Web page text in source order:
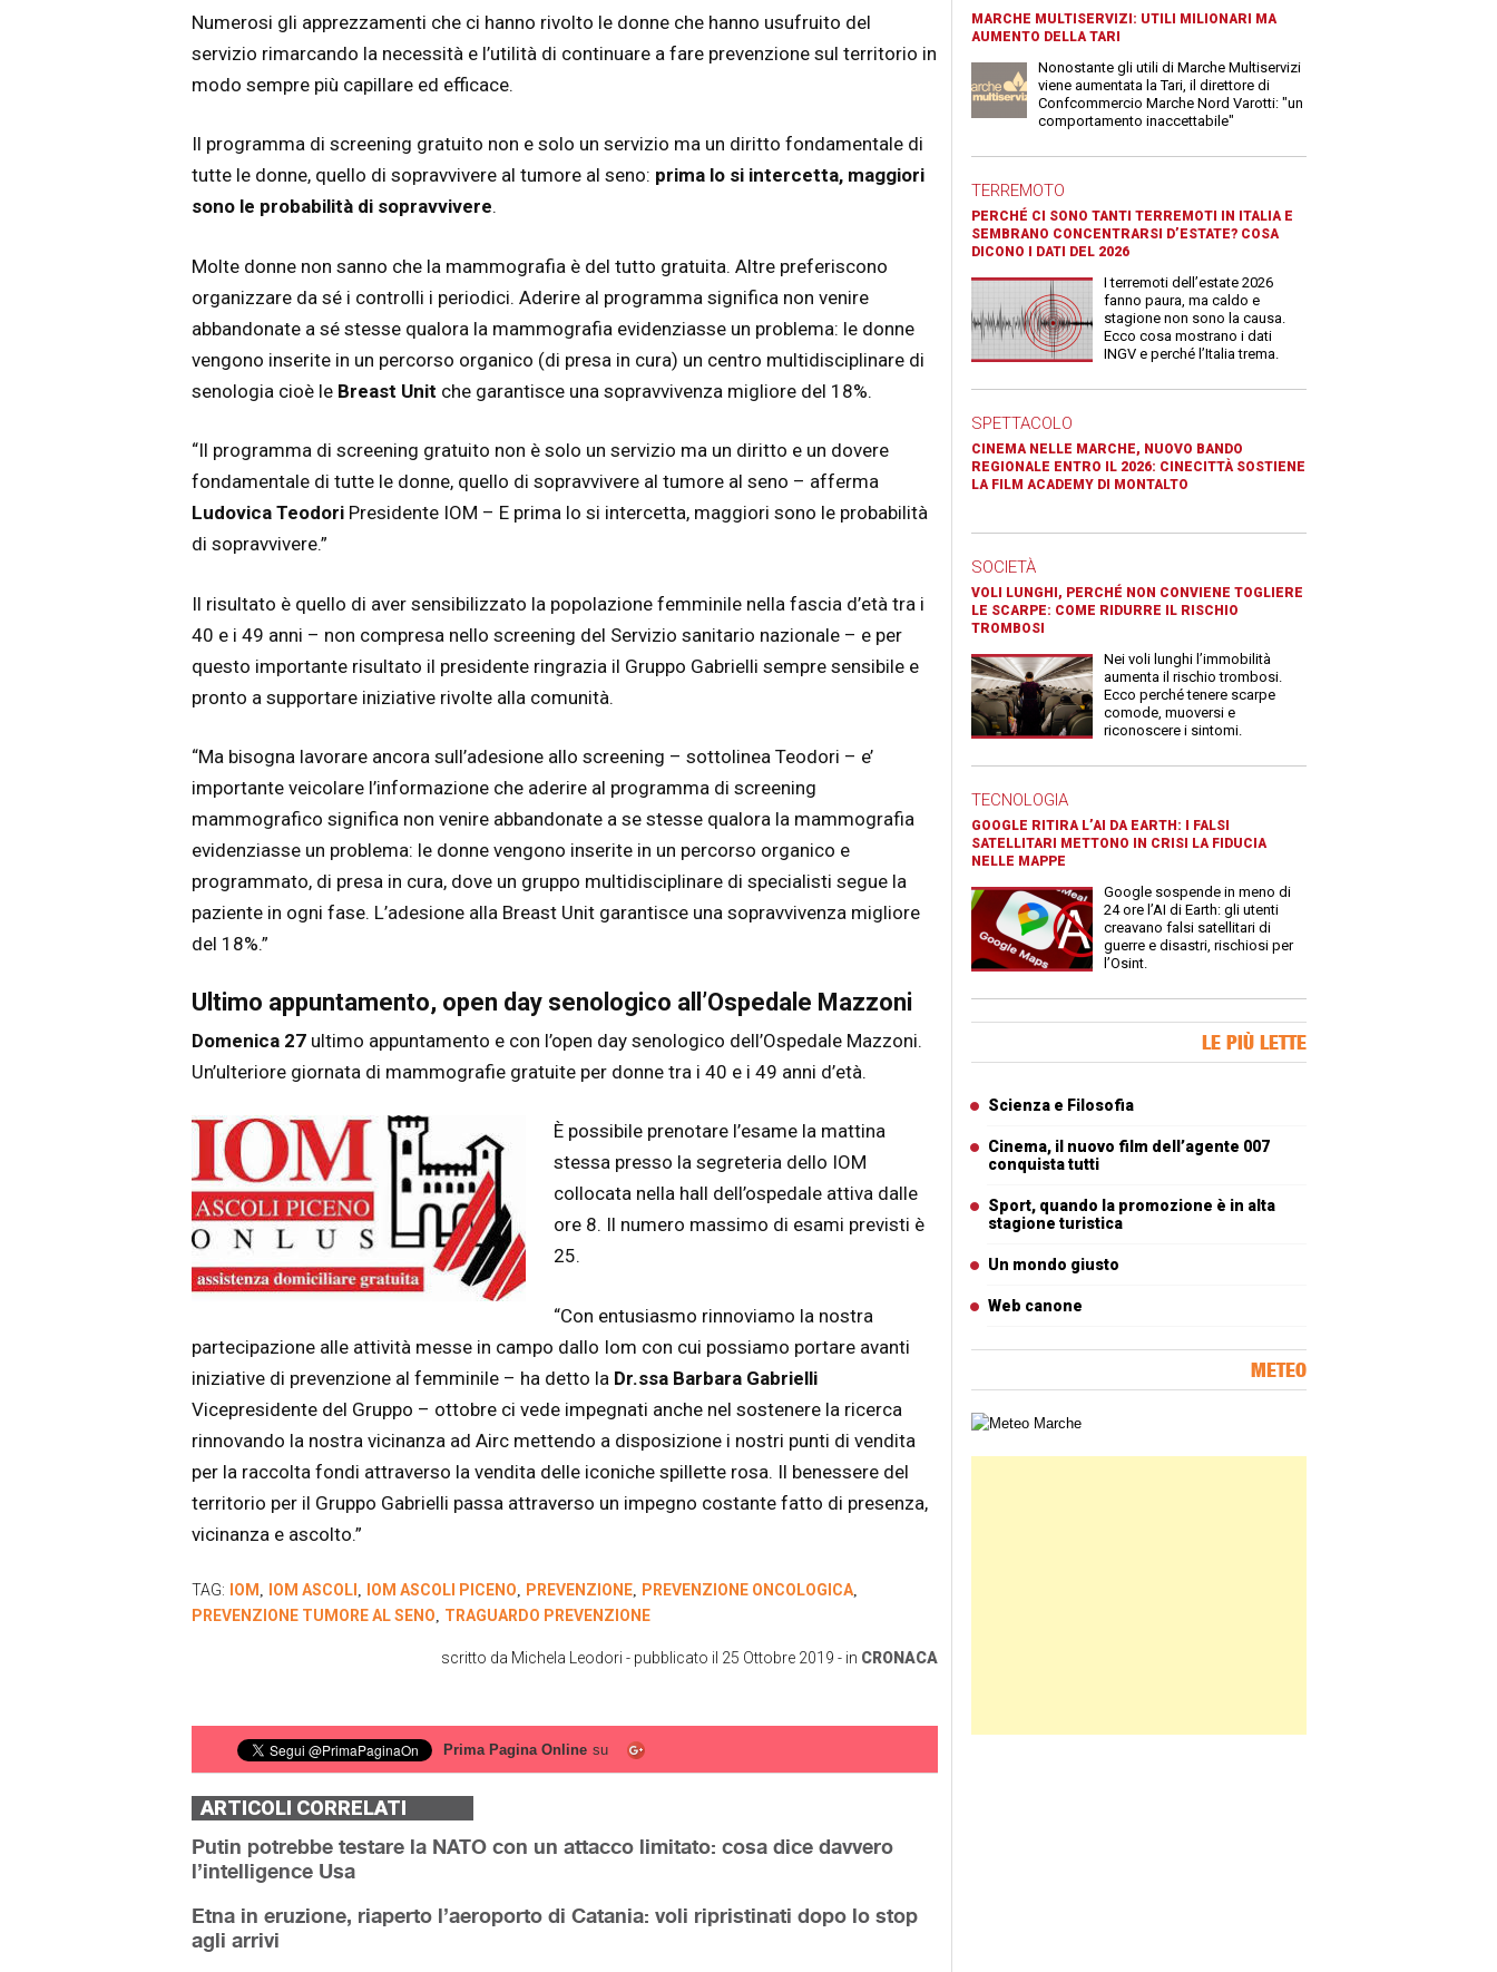
Numerosi gli apprezzamenti che ci hanno rivolto le donne che hanno usufruito del
servizio rimarcando la necessità e l’utilità di continuare a fare prevenzione sul territorio in
modo sempre più capillare ed efficace.
Il programma di screening gratuito non e solo un servizio ma un diritto fondamentale di
tutte le donne, quello di sopravvivere al tumore al seno: prima lo si intercetta, maggiori
sono le probabilità di sopravvivere.
Molte donne non sanno che la mammografia è del tutto gratuita. Altre preferiscono
organizzare da sé i controlli i periodici. Aderire al programma significa non venire
abbandonate a sé stesse qualora la mammografia evidenziasse un problema: le donne
vengono inserite in un percorso organico (di presa in cura) un centro multidisciplinare di
senologia cioè le Breast Unit che garantisce una sopravvivenza migliore del 18%.
“Il programma di screening gratuito non è solo un servizio ma un diritto e un dovere
fondamentale di tutte le donne, quello di sopravvivere al tumore al seno – afferma
Ludovica Teodori Presidente IOM – E prima lo si intercetta, maggiori sono le probabilità
di sopravvivere.”
Il risultato è quello di aver sensibilizzato la popolazione femminile nella fascia d’età tra i
40 e i 49 anni – non compresa nello screening del Servizio sanitario nazionale – e per
questo importante risultato il presidente ringrazia il Gruppo Gabrielli sempre sensibile e
pronto a supportare iniziative rivolte alla comunità.
“Ma bisogna lavorare ancora sull’adesione allo screening – sottolinea Teodori – e’
importante veicolare l’informazione che aderire al programma di screening
mammografico significa non venire abbandonate a se stesse qualora la mammografia
evidenziasse un problema: le donne vengono inserite in un percorso organico e
programmato, di presa in cura, dove un gruppo multidisciplinare di specialisti segue la
paziente in ogni fase. L’adesione alla Breast Unit garantisce una sopravvivenza migliore
del 18%.”
Ultimo appuntamento, open day senologico all’Ospedale Mazzoni
Domenica 27ultimo appuntamento e con l’open day senologico dell’Ospedale Mazzoni.
Un’ulteriore giornata di mammografie gratuite per donne tra i 40 e i 49 anni d’età.
È possibile prenotare l’esame la mattina
stessa presso la segreteria dello IOM
collocata nella hall dell’ospedale attiva dalle
ore 8. Il numero massimo di esami previsti è
25.
“Con entusiasmo rinnoviamo la nostra
partecipazione alle attività messe in campo dallo Iom con cui possiamo portare avanti
iniziative di prevenzione al femminile – ha detto la Dr.ssa Barbara Gabrielli
Vicepresidente del Gruppo – ottobre ci vede impegnati anche nel sostenere la ricerca
rinnovando la nostra vicinanza ad Airc mettendo a disposizione i nostri punti di vendita
per la raccolta fondi attraverso la vendita delle iconiche spillette rosa. Il benessere del
territorio per il Gruppo Gabrielli passa attraverso un impegno costante fatto di presenza,
vicinanza e ascolto.”
TAG: IOM , IOM ASCOLI , IOM ASCOLI PICENO, PREVENZIONE, PREVENZIONE ONCOLOGICA,
PREVENZIONE TUMORE AL SENO, TRAGUARDO PREVENZIONE
scritto da Michela Leodori - pubblicato il 25 Ottobre 2019 - in CRONACA
Prima Pagina Online su
ARTICOLI CORRELATI
Putin potrebbe testare la NATO con un attacco limitato: cosa dice davvero
l’intelligence Usa
Etna in eruzione, riaperto l’aeroporto di Catania: voli ripristinati dopo lo stop
agli arrivi
MARCHE MULTISERVIZI: UTILI MILIONARI MA
AUMENTO DELLA TARI
Nonostante gli utili di Marche Multiservizi
viene aumentata la Tari, il direttore di
Confcommercio Marche Nord Varotti: "un
comportamento inaccettabile"
TERREMOTO
PERCHÉ CI SONO TANTI TERREMOTI IN ITALIA E
SEMBRANO CONCENTRARSI D’ESTATE? COSA
DICONO I DATI DEL 2026
I terremoti dell’estate 2026
fanno paura, ma caldo e
stagione non sono la causa.
Ecco cosa mostrano i dati
INGV e perché l’Italia trema.
SPETTACOLO
CINEMA NELLE MARCHE, NUOVO BANDO
REGIONALE ENTRO IL 2026: CINECITTÀ SOSTIENE
LA FILM ACADEMY DI MONTALTO
SOCIETÀ
VOLI LUNGHI, PERCHÉ NON CONVIENE TOGLIERE
LE SCARPE: COME RIDURRE IL RISCHIO
TROMBOSI
Nei voli lunghi l’immobilità
aumenta il rischio trombosi.
Ecco perché tenere scarpe
comode, muoversi e
riconoscere i sintomi.
TECNOLOGIA
GOOGLE RITIRA L’AI DA EARTH: I FALSI
SATELLITARI METTONO IN CRISI LA FIDUCIA
NELLE MAPPE
Google sospende in meno di
24 ore l’AI di Earth: gli utenti
creavano falsi satellitari di
guerre e disastri, rischiosi per
l’Osint.
LE PIÙ LETTE
Scienza e Filosofia
Cinema, il nuovo film dell’agente 007
conquista tutti
Sport, quando la promozione è in alta
stagione turistica
Un mondo giusto
Web canone
METEO
Carta meteorologica delle Marche